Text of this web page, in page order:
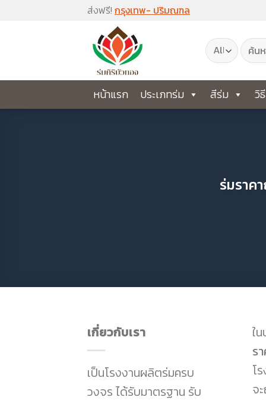
ส่งฟรี! กรุงเทพ- ปริมณฑล
ค้นหา:
หน้าแรก ประเภทร่ม สีร่ม วิ
ร่มราค
เกี่ยวกับเรา
เป็นโรงงานผลิตร่มครบ
วงจร ได้รับมาตรฐาน รับ
ใ
ร
โ
จ